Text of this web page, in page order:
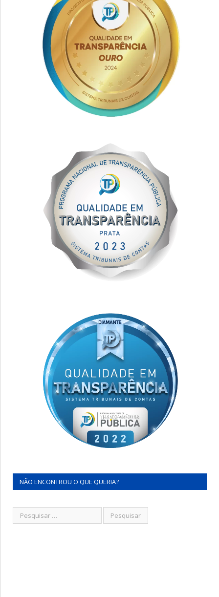
NÃO ENCONTROU O QUE QUERIA?